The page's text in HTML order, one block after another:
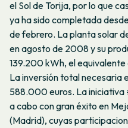
el Sol de Torija, por lo que
ya ha sido completada
de febrero. La planta solar
en agosto de 2008 y su
139.200 kWh, el equivalente
La inversión total necesaria
588.000 euros. La iniciativa
a cabo con gran éxito en
(Madrid), cuyas